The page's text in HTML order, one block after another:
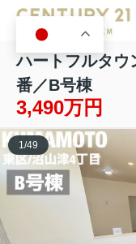
ハートフルタウ
番／B号棟
3,490万円
1/49